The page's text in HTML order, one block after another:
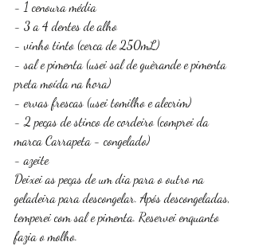
- 1 cenoura média
- 3 a 4 dentes de alho
- vinho tinto (cerca de 250mL)
- sal e pimenta (usei sal de guèrande e pimenta
preta moída na hora)
- ervas frescas (usei tomilho e alecrim)
- 2 peças de stinco de cordeiro (comprei da
marca Carrapeta - congelado)
- azeite
Deixei as peças de um dia para o outro na
geladeira para descongelar. Após descongeladas,
temperei com sal e pimenta. Reservei enquanto
fazia o molho.